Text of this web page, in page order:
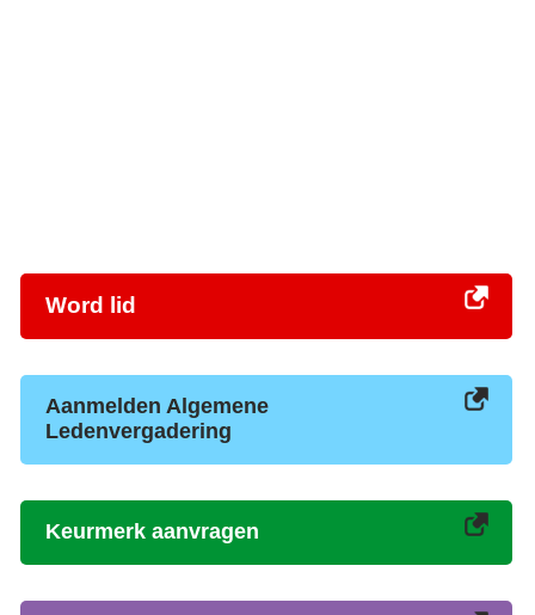
Word lid
Aanmelden Algemene
Ledenvergadering
Keurmerk aanvragen